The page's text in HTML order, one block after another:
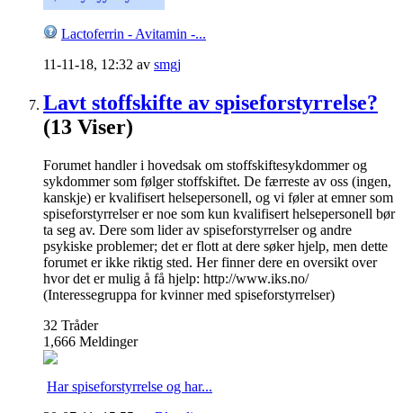
Lactoferrin - Avitamin -...
11-11-18, 12:32 av smgj
Lavt stoffskifte av spiseforstyrrelse?
(13 Viser)
Forumet handler i hovedsak om stoffskiftesykdommer og
sykdommer som følger stoffskiftet. De færreste av oss (ingen,
kanskje) er kvalifisert helsepersonell, og vi føler at emner som
spiseforstyrrelser er noe som kun kvalifisert helsepersonell bør
ta seg av. Dere som lider av spiseforstyrrelser og andre
psykiske problemer; det er flott at dere søker hjelp, men dette
forumet er ikke riktig sted. Her finner dere en oversikt over
hvor det er mulig å få hjelp: http://www.iks.no/
(Interessegruppa for kvinner med spiseforstyrrelser)
32 Tråder
1,666 Meldinger
Har spiseforstyrrelse og har...